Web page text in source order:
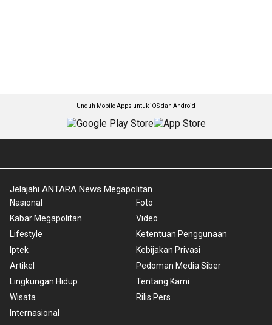
Unduh Mobile Apps untuk iOS dan Android
Jelajahi ANTARA News Megapolitan
Nasional
Kabar Megapolitan
Lifestyle
Iptek
Artikel
Lingkungan Hidup
Wisata
Internasional
Foto
Video
Ketentuan Penggunaan
Kebijakan Privasi
Pedoman Media Siber
Tentang Kami
Rilis Pers